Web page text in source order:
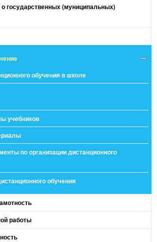
государственных (муниципальных)
обучения в школе
учебников
по организации дистанционного
обучения
работы